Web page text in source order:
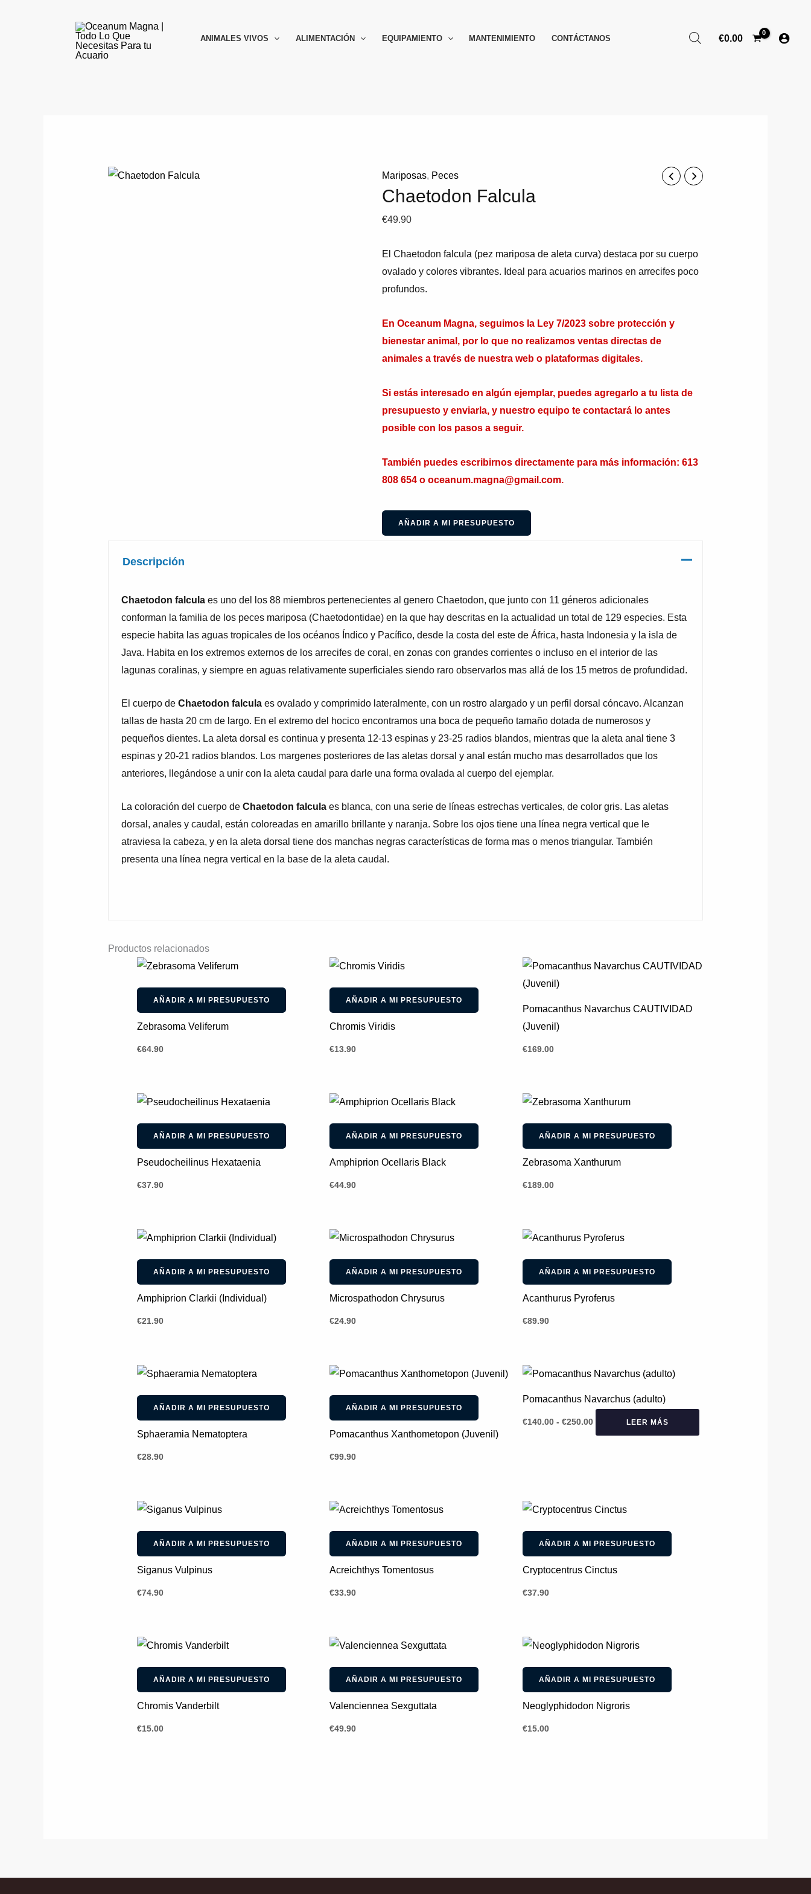
ANIMALES VIVOS ALIMENTACIÓN EQUIPAMIENTO MANTENIMIENTO CONTÁCTANOS €0.00
Mariposas, Peces
Chaetodon Falcula
€49.90
El Chaetodon falcula (pez mariposa de aleta curva) destaca por su cuerpo
ovalado y colores vibrantes. Ideal para acuarios marinos en arrecifes poco
profundos.
En Oceanum Magna, seguimos la Ley 7/2023 sobre protección y
bienestar animal, por lo que no realizamos ventas directas de
animales a través de nuestra web o plataformas digitales.
Si estás interesado en algún ejemplar, puedes agregarlo a tu lista de
presupuesto y enviarla, y nuestro equipo te contactará lo antes
posible con los pasos a seguir.
También puedes escribirnos directamente para más información: 613
808 654 o oceanum.magna@gmail.com.
AÑADIR A MI PRESUPUESTO
Descripción
Chaetodon falculaes uno del los 88 miembros pertenecientes al genero Chaetodon, que junto con 11 géneros adicionales
conforman la familia de los peces mariposa (Chaetodontidae) en la que hay descritas en la actualidad un total de 129 especies. Esta
especie habita las aguas tropicales de los océanos Índico y Pacífico, desde la costa del este de África, hasta Indonesia y la isla de
Java. Habita en los extremos externos de los arrecifes de coral, en zonas con grandes corrientes o incluso en el interior de las
lagunas coralinas, y siempre en aguas relativamente superficiales siendo raro observarlos mas allá de los 15 metros de profundidad.
El cuerpo de Chaetodon falculaes ovalado y comprimido lateralmente, con un rostro alargado y un perfil dorsal cóncavo. Alcanzan
tallas de hasta 20 cm de largo. En el extremo del hocico encontramos una boca de pequeño tamaño dotada de numerosos y
pequeños dientes. La aleta dorsal es continua y presenta 12-13 espinas y 23-25 radios blandos, mientras que la aleta anal tiene 3
espinas y 20-21 radios blandos. Los margenes posteriores de las aletas dorsal y anal están mucho mas desarrollados que los
anteriores, llegándose a unir con la aleta caudal para darle una forma ovalada al cuerpo del ejemplar.
La coloración del cuerpo de Chaetodon falculaes blanca, con una serie de líneas estrechas verticales, de color gris. Las aletas
dorsal, anales y caudal, están coloreadas en amarillo brillante y naranja. Sobre los ojos tiene una línea negra vertical que le
atraviesa la cabeza, y en la aleta dorsal tiene dos manchas negras características de forma mas o menos triangular. También
presenta una línea negra vertical en la base de la aleta caudal.
Productos relacionados
AÑADIR A MI PRESUPUESTO
Zebrasoma Veliferum
€64.90
AÑADIR A MI PRESUPUESTO
Chromis Viridis
€13.90
Pomacanthus Navarchus CAUTIVIDAD
(Juvenil)
€169.00
Este
producto
Las
pueden
elegir
en
la
AÑADIR A MI PRESUPUESTO
Pseudocheilinus Hexataenia
€37.90
AÑADIR A MI PRESUPUESTO
Amphiprion Ocellaris Black
€44.90
AÑADIR A MI PRESUPUESTO
Zebrasoma Xanthurum
€189.00
AÑADIR A MI PRESUPUESTO
Amphiprion Clarkii (Individual)
€21.90
AÑADIR A MI PRESUPUESTO
Microspathodon Chrysurus
€24.90
AÑADIR A MI PRESUPUESTO
Acanthurus Pyroferus
€89.90
AÑADIR A MI PRESUPUESTO
Sphaeramia Nematoptera
€28.90
AÑADIR A MI PRESUPUESTO
Pomacanthus Xanthometopon (Juvenil)
€99.90
Pomacanthus Navarchus (adulto)
€140.00 - €250.00
Rango
desde
€140.00
hasta
€250.00
LEER MÁS
AÑADIR A MI PRESUPUESTO
Siganus Vulpinus
€74.90
AÑADIR A MI PRESUPUESTO
Acreichthys Tomentosus
€33.90
AÑADIR A MI PRESUPUESTO
Cryptocentrus Cinctus
€37.90
AÑADIR A MI PRESUPUESTO
Chromis Vanderbilt
€15.00
AÑADIR A MI PRESUPUESTO
Valenciennea Sexguttata
€49.90
AÑADIR A MI PRESUPUESTO
Neoglyphidodon Nigroris
€15.00